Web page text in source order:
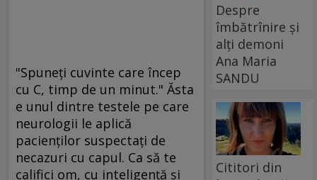
"Spuneţi cuvinte care încep
cu C, timp de un minut." Ăsta
e unul dintre testele pe care
neurologii le aplică
pacienţilor suspectaţi de
necazuri cu capul. Ca să te
califici om, cu inteligenţă şi
Despre
îmbătrînire și
alți demoni
Ana Maria
SANDU
Cititori din